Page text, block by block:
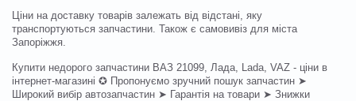
Ціни на доставку товарів залежать від відстані, яку
транспортуються запчастини. Також є самовивіз для міста
Запоріжжя.
Купити недорого запчастини ВАЗ 21099, Лада, Lada, VAZ - ціни в
інтернет-магазині ✪ Пропонуємо зручний пошук запчастин ➤
Широкий вибір автозапчастин ➤ Гарантія на товари ➤ Знижки